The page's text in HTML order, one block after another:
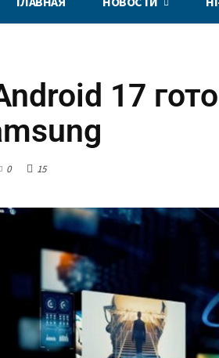
17
0 15